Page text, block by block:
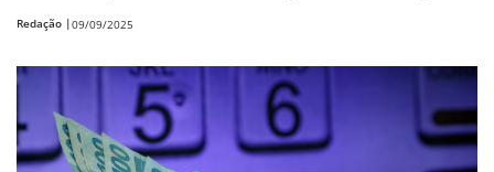
Redação |09/09/2025